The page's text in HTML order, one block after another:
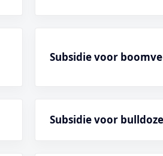
Subsidie voor
Subsidie voor